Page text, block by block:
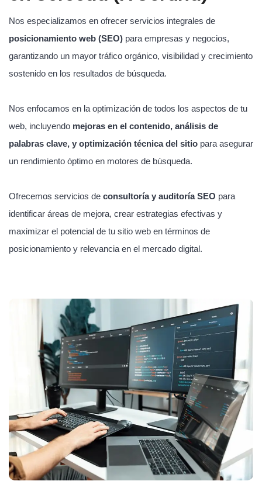
Nos especializamos en ofrecer servicios integrales de
posicionamiento web (SEO) para empresas y negocios,
garantizando un mayor tráfico orgánico, visibilidad y crecimiento
sostenido en los resultados de búsqueda.
Nos enfocamos en la optimización de todos los aspectos de tu
web, incluyendo mejoras en el contenido, análisis de
palabras clave, y optimización técnica del sitio para asegurar
un rendimiento óptimo en motores de búsqueda.
Ofrecemos servicios de consultoría y auditoría SEO para
identificar áreas de mejora, crear estrategias efectivas y
maximizar el potencial de tu sitio web en términos de
posicionamiento y relevancia en el mercado digital.